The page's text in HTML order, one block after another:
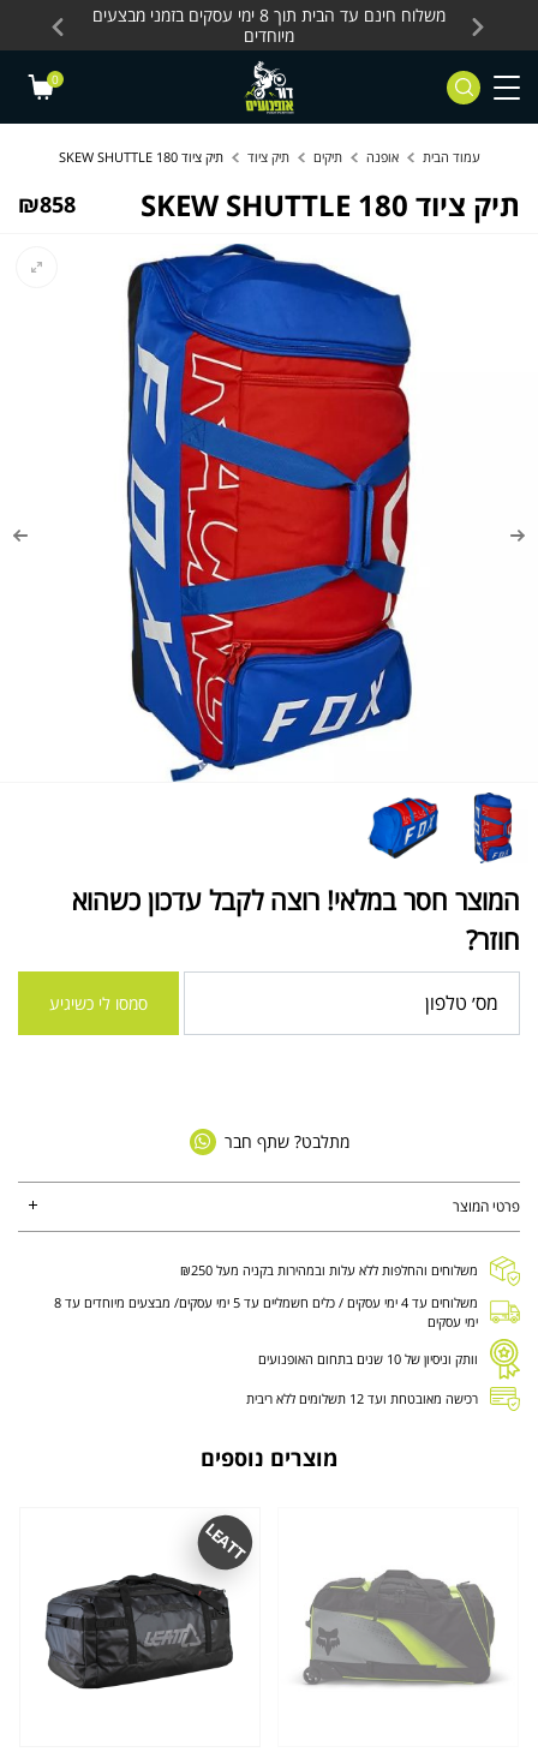
Skip to Content
Contact Us
כלים חשמליים
משלוח חינם עד הבית תוך 8 ימי עסקים בזמני מבצעים
מיוחדים
0
עמוד הבית אופנה תיקים תיק ציוד תיק ציוד SKEW SHUTTLE 180
תיק ציוד SKEW SHUTTLE 180 ₪858
המוצר חסר במלאי! רוצה לקבל עדכון כשהוא
חוזר?
סמסו לי כשיגיע
מתלבט? שתף חבר
פרטי המוצר
משלוחים והחלפות ללא עלות ובמהירות בקניה מעל ₪250
משלוחים עד 4 ימי עסקים / כלים חשמליים עד 5 ימי עסקים/ מבצעים מיוחדים עד 8
ימי עסקים
וותק וניסיון של 10 שנים בתחום האופנועים
רכישה מאובטחת ועד 12 תשלומים ללא ריבית
מוצרים נוספים
LEATT